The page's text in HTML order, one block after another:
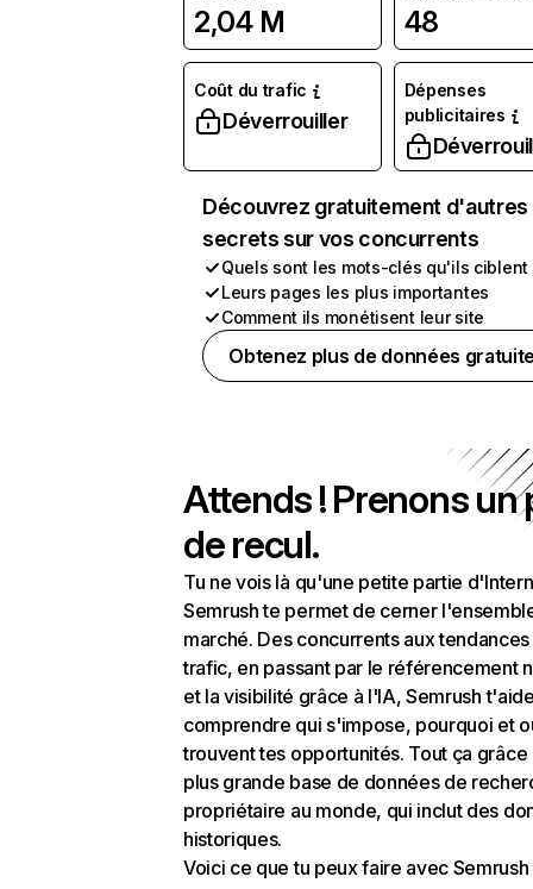
2,04 M 48
Coût du trafic
Déverrouiller
Dépenses
publicitaires
Découvrez gratuitement d'autres
secrets sur vos concurrents
Quels sont les mots-clés qu'ils ciblent
Leurs pages les plus importantes
Comment ils monétisent leur site
Obtenez plus de données
Attends ! Prenons un
de recul.
Tu ne vois là qu'une petite partie
Semrush te permet de cerner
marché. Des concurrents aux
trafic, en passant par le référencement
et la visibilité grâce à l'IA, Semrush
comprendre qui s'impose, pourquoi et
trouvent tes opportunités. Tout ça grâce
plus grande base de données de
propriétaire au monde, qui inclut des
historiques.
Voici ce que tu peux faire avec Semrush